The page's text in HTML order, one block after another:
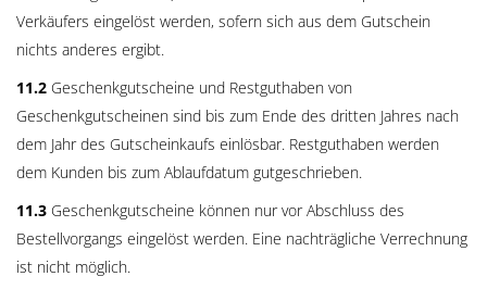
Verkäufers eingelöst werden, sofern sich aus dem Gutschein
nichts anderes ergibt.
11.2 Geschenkgutscheine und Restguthaben von
Geschenkgutscheinen sind bis zum Ende des dritten Jahres nach
dem Jahr des Gutscheinkaufs einlösbar. Restguthaben werden
dem Kunden bis zum Ablaufdatum gutgeschrieben.
11.3 Geschenkgutscheine können nur vor Abschluss des
Bestellvorgangs eingelöst werden. Eine nachträgliche Verrechnung
ist nicht möglich.